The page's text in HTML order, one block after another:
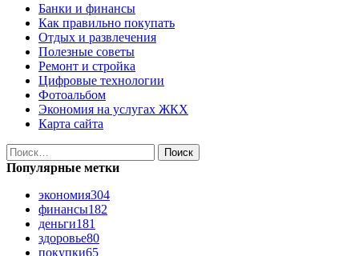
Основное
меню
Банки и финансы
Как правильно покупать
Отдых и развлечения
Полезные советы
Ремонт и стройка
Цифровые технологии
Фотоальбом
Экономия на услугах ЖКХ
Карта сайта
Найти:
Популярные метки
экономия304
финансы182
деньги181
здоровье80
покупки65